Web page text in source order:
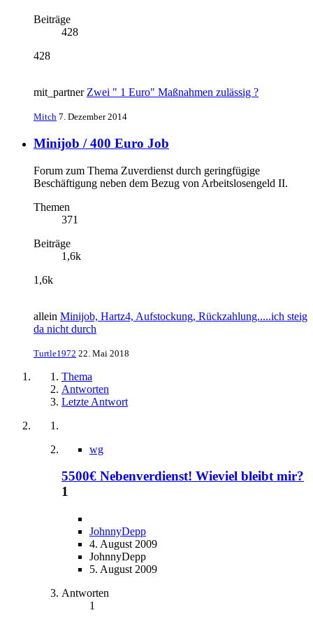
Beiträge
428
428
mit_partner Zwei " 1 Euro" Maßnahmen zulässig ?
Mitch 7. Dezember 2014
Minijob / 400 Euro Job
Forum zum Thema Zuverdienst durch geringfügige
Beschäftigung neben dem Bezug von Arbeitslosengeld II.
Themen
371
Beiträge
1,6k
1,6k
allein Minijob, Hartz4, Aufstockung, Rückzahlung.....ich steig
da nicht durch
Turtle1972 22. Mai 2018
Thema
Antworten
Letzte Antwort
wg
5500€ Nebenverdienst! Wieviel bleibt mir?
1
JohnnyDepp
4. August 2009
JohnnyDepp
5. August 2009
Antworten
1